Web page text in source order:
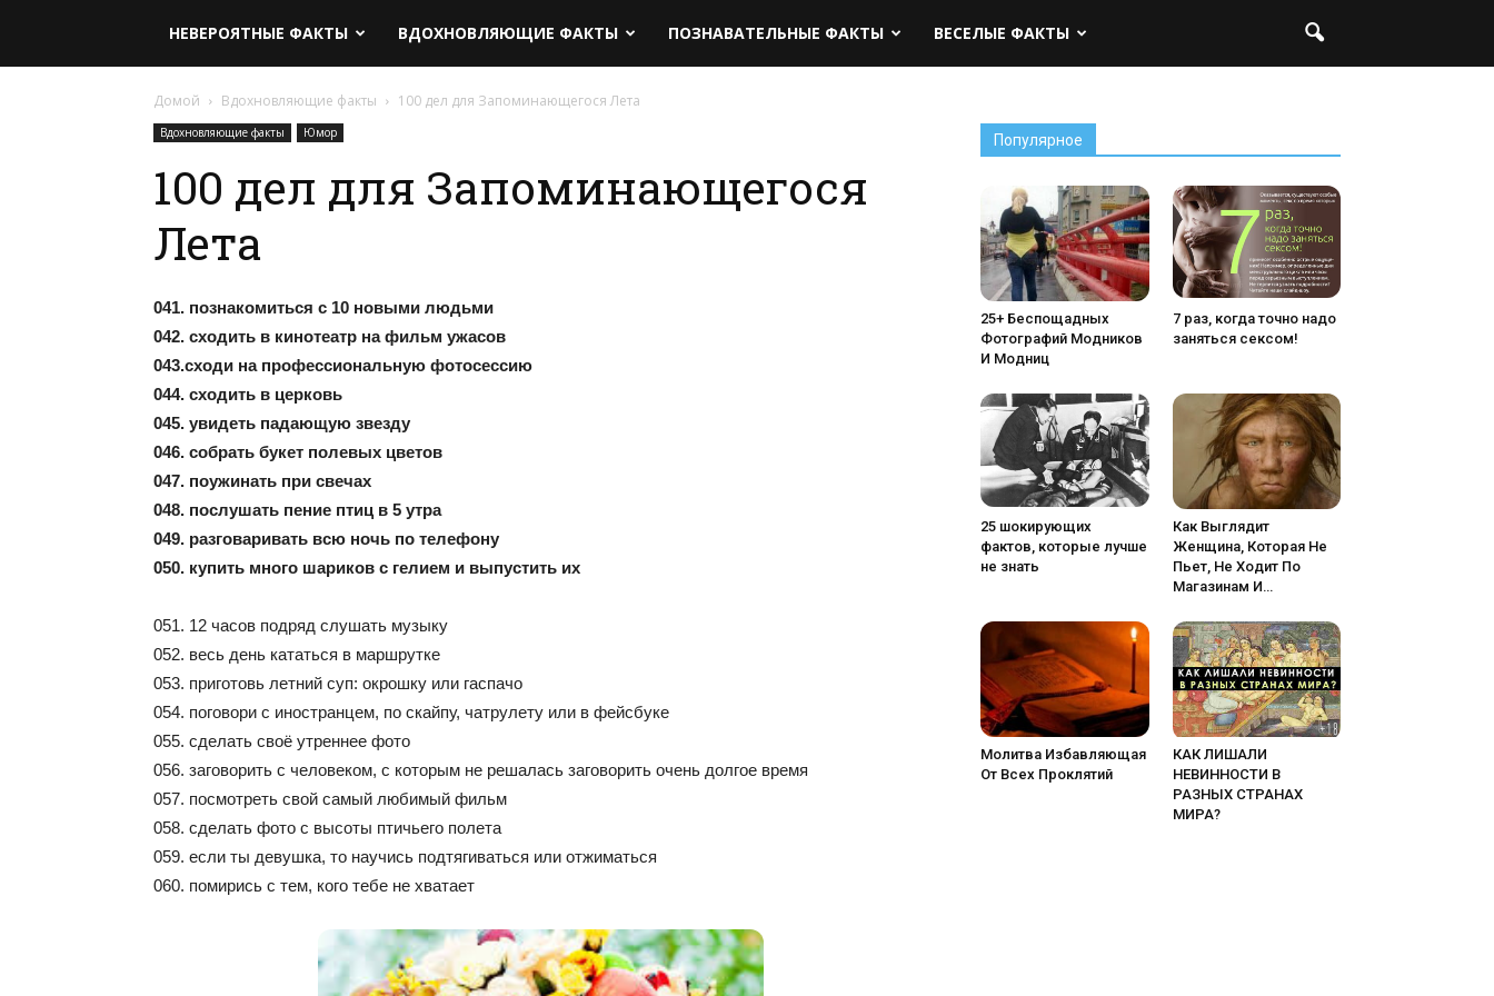
НЕВЕРОЯТНЫЕ ФАКТЫ ВДОХНОВЛЯЮЩИЕ ФАКТЫ ПОЗНАВАТЕЛЬНЫЕ ФАКТЫ ВЕСЕЛЫЕ ФАКТЫ
Домой Вдохновляющие факты 100 дел для Запоминающегося Лета
Вдохновляющие факты Юмор
100 дел для Запоминающегося
Лета
041. познакомиться с 10 новыми людьми
042. сходить в кинотеатр на фильм ужасов
043.сходи на профессиональную фотосессию
044. сходить в церковь
045. увидеть падающую звезду
046. собрать букет полевых цветов
047. поужинать при свечах
048. послушать пение птиц в 5 утра
049. разговаривать всю ночь по телефону
050. купить много шариков с гелием и выпустить их
051. 12 часов подряд слушать музыку
052. весь день кататься в маршрутке
053. приготовь летний суп: окрошку или гаспачо
054. поговори с иностранцем, по скайпу, чатрулету или в фейсбуке
055. сделать своё утреннее фото
056. заговорить с человеком, с которым не решалась заговорить очень долгое время
057. посмотреть свой самый любимый фильм
058. сделать фото с высоты птичьего полета
059. если ты девушка, то научись подтягиваться или отжиматься
060. помирись с тем, кого тебе не хватает
Популярное
25+ Беспощадных
Фотографий Модников
И Модниц
7 раз, когда точно надо
заняться сексом!
25 шокирующих
фактов, которые лучше
не знать
Как Выглядит
Женщина, Которая Не
Пьет, Не Ходит По
Магазинам И…
Молитва Избавляющая
От Всех Проклятий
КАК ЛИШАЛИ
НЕВИННОСТИ В
РАЗНЫХ СТРАНАХ
МИРА?